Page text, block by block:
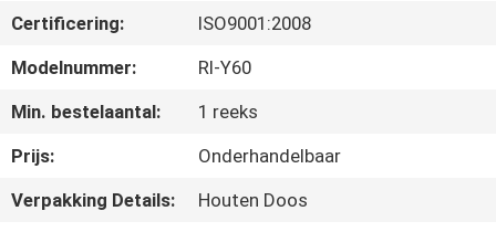
OVER
ONS
FABRIEKSRONDLEIDING
KWALITEITSCONTROLE
Certificering:
ISO9001:2008
Modelnummer:
Rl-Y60
Min. bestelaantal:
1 reeks
Prijs:
Onderhandelbaar
Verpakking Details:
Houten Doos